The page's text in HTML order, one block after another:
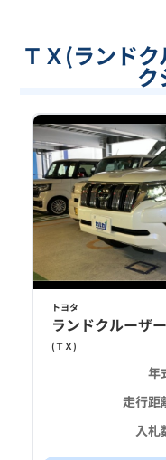
ＴＸ(ランド
トヨタ
ランドクルーザ
(ＴＸ)
年
走行距
入札